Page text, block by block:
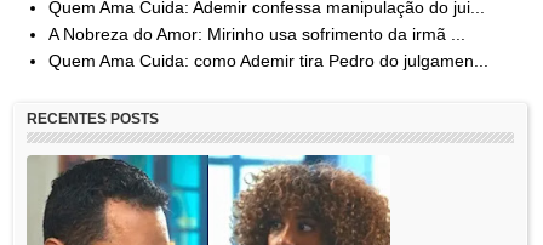
Quem Ama Cuida: Ademir confessa manipulação do jui...
A Nobreza do Amor: Mirinho usa sofrimento da irmã ...
Quem Ama Cuida: como Ademir tira Pedro do julgamen...
RECENTES POSTS